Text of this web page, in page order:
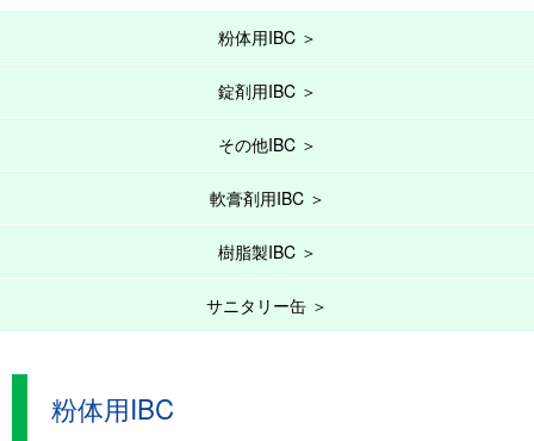
IBC
IBC混合機
IBCリフター
CIP洗浄システム
Q&A
トピックス(新着情報)
新着情報
粉体用IBC ＞
錠剤用IBC ＞
その他IBC ＞
軟膏剤用IBC ＞
樹脂製IBC ＞
サニタリー缶 ＞
粉体用IBC